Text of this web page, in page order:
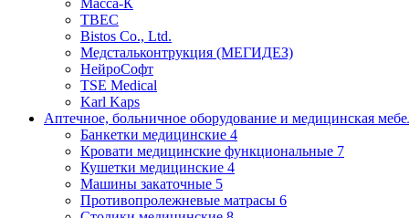
ТВЕС
Bistos Co., Ltd.
Медстальконтрукция (МЕГИДЕЗ)
НейроСофт
TSE Medical
Karl Kaps
Аптечное, больничное оборудование и медицинская
Банкетки медицинские 4
Кровати медицинские функциональные 7
Кушетки медицинские 4
Машины закаточные 5
Противопролежневые матрасы 6